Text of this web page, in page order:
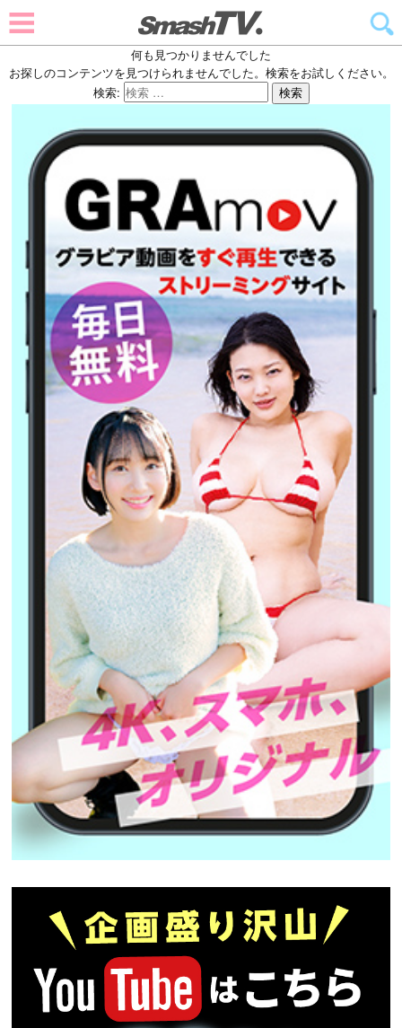
何も見つかりませんでした
お探しのコンテンツを見つけられませんでした。検索をお試しください。
検索:
検索